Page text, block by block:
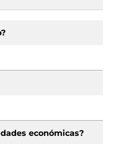
económicas?